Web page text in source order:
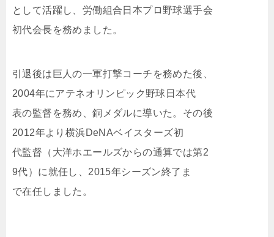
として活躍し、労働組合日本プロ野球選手会
初代会長を務めました。
引退後は巨人の一軍打撃コーチを務めた後、
2004年にアテネオリンピック野球日本代
表の監督を務め、銅メダルに導いた。その後
2012年より横浜DeNAベイスターズ初
代監督（大洋ホエールズからの通算では第2
9代）に就任し、2015年シーズン終了ま
で在任しました。